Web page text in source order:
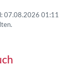
07.08.2026 01:11